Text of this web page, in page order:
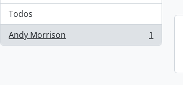
Todos
Andy Morrison
, 1 resultados 1